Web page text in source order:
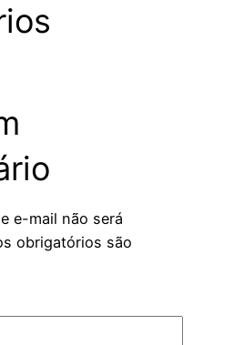
e-mail não será
obrigatórios são